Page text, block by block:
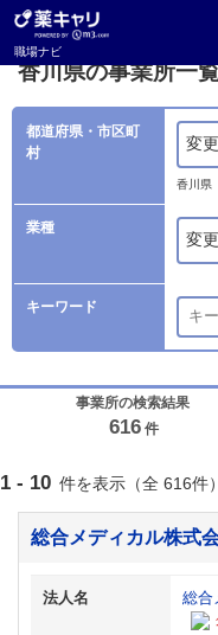
職場ナビ
薬キャリ 職場ナビ
香川県の事業所一
都道府県・市区町
村
変
香川県
業種
変
キーワード
事業所の検索結果
616 件
1 - 10 件を表示（全 616件）
総合メディカル株式
法人名 総合